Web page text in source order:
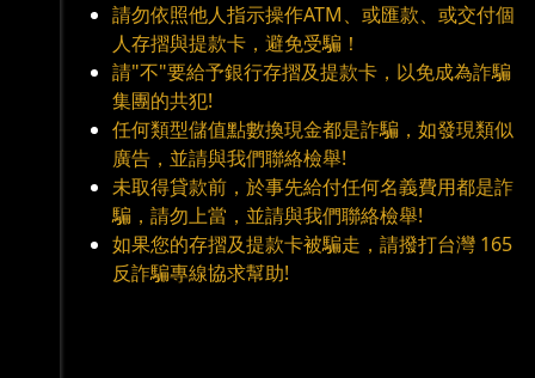
請勿依照他人指示操作ATM、或匯款、或交付個
人存摺與提款卡，避免受騙！
請"不"要給予銀行存摺及提款卡，以免成為詐騙
集團的共犯!
任何類型儲值點數換現金都是詐騙，如發現類似
廣告，並請與我們聯絡檢舉!
未取得貸款前，於事先給付任何名義費用都是詐
騙，請勿上當，並請與我們聯絡檢舉!
如果您的存摺及提款卡被騙走，請撥打台灣 165
反詐騙專線協求幫助!